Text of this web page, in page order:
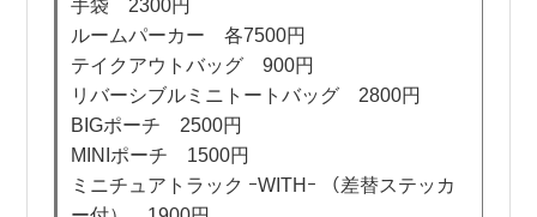
手袋 2300円
ルームパーカー 各7500円
テイクアウトバッグ 900円
リバーシブルミニトートバッグ 2800円
BIGポーチ 2500円
MINIポーチ 1500円
ミニチュアトラック ｰWITHｰ （差替ステッカ